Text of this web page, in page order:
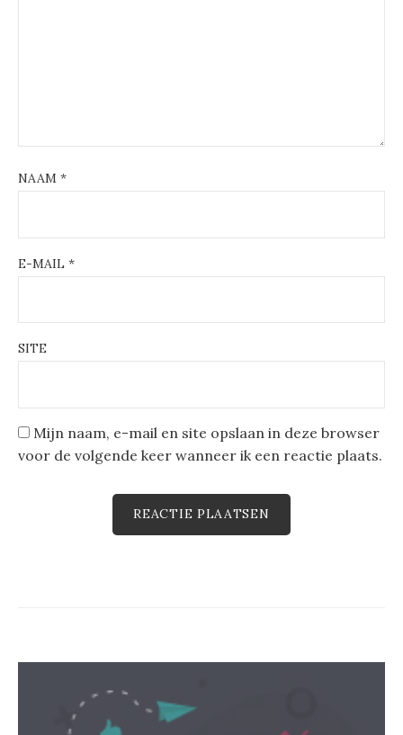
NAAM *
E-MAIL *
SITE
Mijn naam, e-mail en site opslaan in deze browser
voor de volgende keer wanneer ik een reactie plaats.